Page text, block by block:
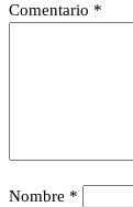
Comentario *
Nombre *